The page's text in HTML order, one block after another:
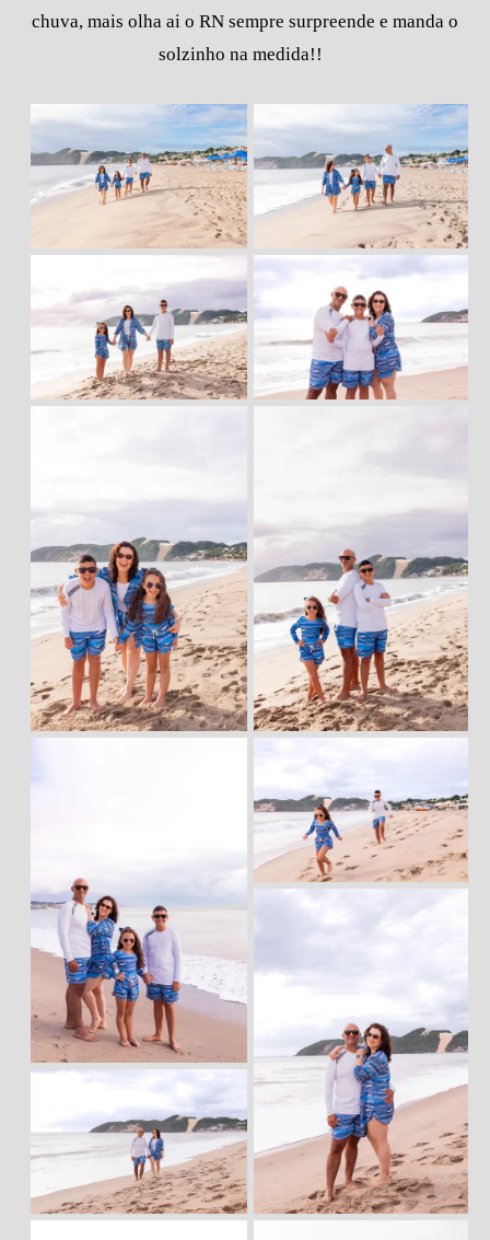
chuva, mais olha ai o RN sempre surpreende e manda o
solzinho na medida!!